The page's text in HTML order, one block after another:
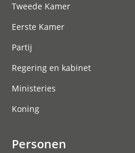
Tweede Kamer
Eerste Kamer
Partij
Regering en kabinet
Ministeries
Koning
Personen